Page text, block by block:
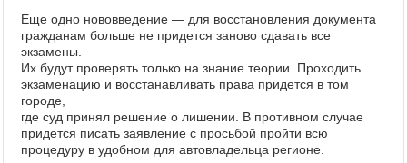
Еще одно нововведение — для восстановления документа
гражданам больше не придется заново сдавать все
экзамены.
Их будут проверять только на знание теории. Проходить
экзаменацию и восстанавливать права придется в том
городе,
где суд принял решение о лишении. В противном случае
придется писать заявление с просьбой пройти всю
процедуру в удобном для автовладельца регионе.